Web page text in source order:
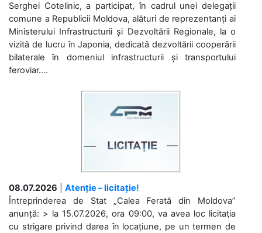
Serghei Cotelinic, a participat, în cadrul unei delegații
comune a Republicii Moldova, alături de reprezentanți ai
Ministerului Infrastructurii și Dezvoltării Regionale, la o
vizită de lucru în Japonia, dedicată dezvoltării cooperării
bilaterale în domeniul infrastructurii și transportului
feroviar....
08.07.2026
Atenție – licitație!
Întreprinderea de Stat „Calea Ferată din Moldova”
anunță: > la 15.07.2026, ora 09:00, va avea loc licitaţia
cu strigare privind darea în locațiune, pe un termen de